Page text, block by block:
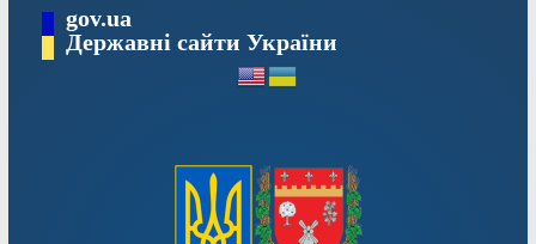
Перейтиgov.ua
Державні сайти України